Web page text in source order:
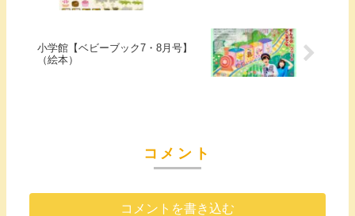
小学館【ベビーブック7・8月号】
（絵本）
コメント
コメントを書き込む